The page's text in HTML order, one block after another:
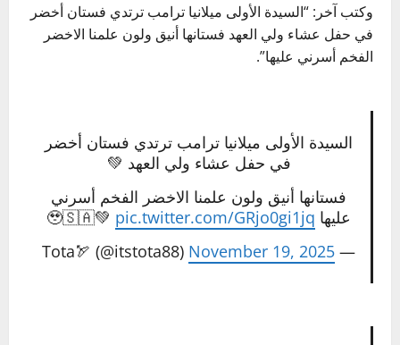
وكتب آخر: “السيدة الأولى ميلانيا ترامب ترتدي فستان أخضر
في حفل عشاء ولي العهد فستانها أنيق ولون علمنا الاخضر
الفخم أسرني عليها”.
السيدة الأولى ميلانيا ترامب ترتدي فستان أخضر
في حفل عشاء ولي العهد 💚
فستانها أنيق ولون علمنا الاخضر الفخم أسرني
عليها 🥹🇸🇦💚 pic.twitter.com/GRjo0gi1jq
— Tota🏹 (@itstota88)
November 19, 2025